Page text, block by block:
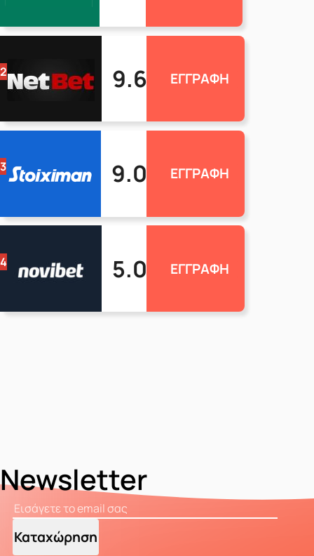
2 9.6 ΕΓΓΡΑΦΗ
3 9.0 ΕΓΓΡΑΦΗ
4 5.0 ΕΓΓΡΑΦΗ
Newsletter
Καταχώρηση